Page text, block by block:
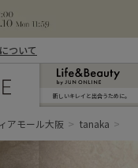
ついて
新しいキレイと出合うために。
アモール大阪 tanaka